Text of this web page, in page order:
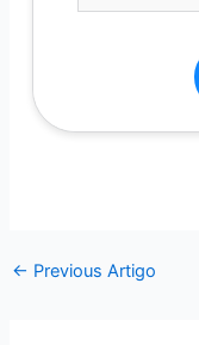
← Previous Artigo